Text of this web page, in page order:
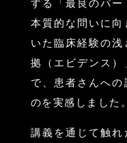
する「最良のパ
本質的な問いに向
いた臨床経験の
拠（エビデンス）
で、患者さんへの
のを実感しました。
講義を通じて触